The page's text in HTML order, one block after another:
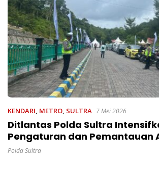
KENDARI, METRO, SULTRA 7 Mei 2026
Ditlantas Polda Sultra
Pengaturan dan Pemantauan
Lintas pada Pengamanan UCLG
Polda Sultra